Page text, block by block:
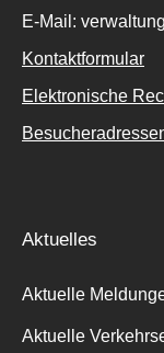
E-Mail:
Kontaktformular
Elektronische
Aktuelles
Aktuelle
Aktuelle